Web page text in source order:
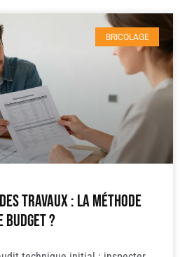
BRICOLAGE
travaux : la méthode
?